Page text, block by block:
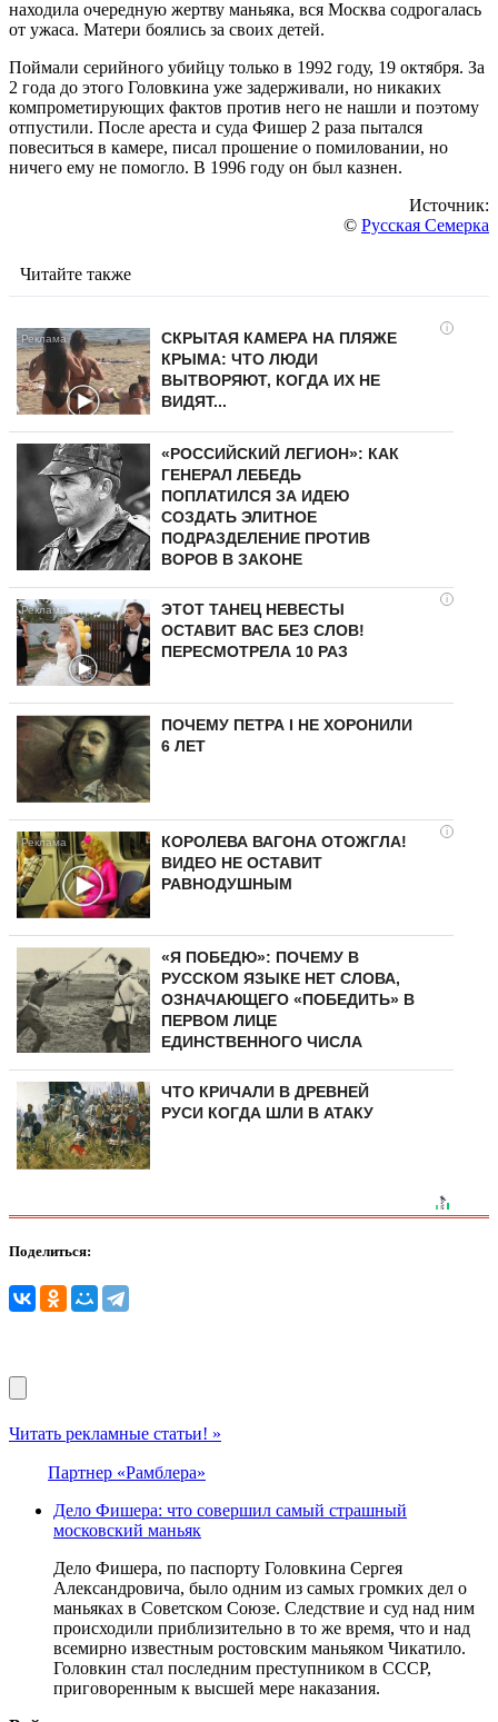
находила очередную жертву маньяка, вся Москва содрогалась
от ужаса. Матери боялись за своих детей.
Поймали серийного убийцу только в 1992 году, 19 октября. За
2 года до этого Головкина уже задерживали, но никаких
компрометирующих фактов против него не нашли и поэтому
отпустили. После ареста и суда Фишер 2 раза пытался
повеситься в камере, писал прошение о помиловании, но
ничего ему не помогло. В 1996 году он был казнен.
Источник:
© Русская Семерка
Читайте также
i
СКРЫТАЯ КАМЕРА НА ПЛЯЖЕ
КРЫМА: ЧТО ЛЮДИ
ВЫТВОРЯЮТ, КОГДА ИХ НЕ
ВИДЯТ...
«РОССИЙСКИЙ ЛЕГИОН»: КАК
ГЕНЕРАЛ ЛЕБЕДЬ
ПОПЛАТИЛСЯ ЗА ИДЕЮ
СОЗДАТЬ ЭЛИТНОЕ
ПОДРАЗДЕЛЕНИЕ ПРОТИВ
ВОРОВ В ЗАКОНЕ
i
ЭТОТ ТАНЕЦ НЕВЕСТЫ
ОСТАВИТ ВАС БЕЗ СЛОВ!
ПЕРЕСМОТРЕЛА 10 РАЗ
ПОЧЕМУ ПЕТРА I НЕ ХОРОНИЛИ
6 ЛЕТ
i
КОРОЛЕВА ВАГОНА ОТОЖГЛА!
ВИДЕО НЕ ОСТАВИТ
РАВНОДУШНЫМ
«Я ПОБЕДЮ»: ПОЧЕМУ В
РУССКОМ ЯЗЫКЕ НЕТ СЛОВА,
ОЗНАЧАЮЩЕГО «ПОБЕДИТЬ» В
ПЕРВОМ ЛИЦЕ
ЕДИНСТВЕННОГО ЧИСЛА
ЧТО КРИЧАЛИ В ДРЕВНЕЙ
РУСИ КОГДА ШЛИ В АТАКУ
Поделиться:
Читать рекламные статьи! »
Партнер «Рамблера»
Дело Фишера: что совершил самый страшный
московский маньяк
Дело Фишера, по паспорту Головкина Сергея
Александровича, было одним из самых громких дел о
маньяках в Советском Союзе. Следствие и суд над ним
происходили приблизительно в то же время, что и над
всемирно известным ростовским маньяком Чикатило.
Головкин стал последним преступником в СССР,
приговоренным к высшей мере наказания.